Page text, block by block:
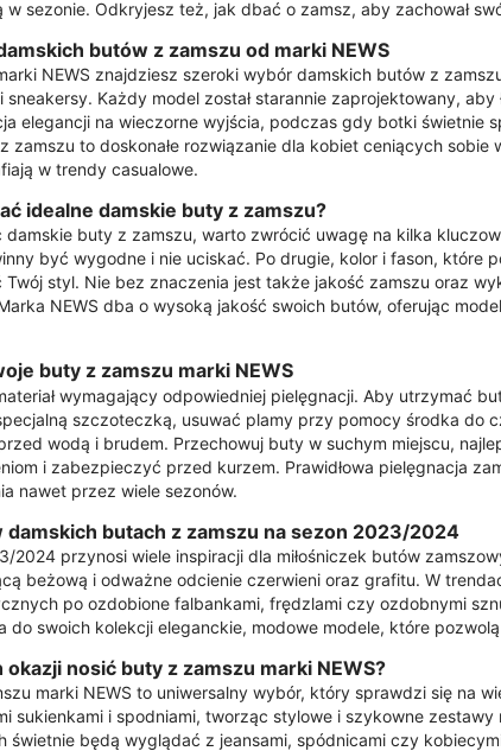
w sezonie. Odkryjesz też, jak dbać o zamsz, aby zachował
butów z zamszu od marki NEWS
NEWS znajdziesz szeroki wybór damskich butów z
sneakersy. Każdy model został starannie zaprojektowany,
elegancji na wieczorne wyjścia, podczas gdy botki świetnie
zamszu to doskonałe rozwiązanie dla kobiet ceniących sobie
w trendy casualowe.
idealne damskie buty z zamszu?
damskie buty z zamszu, warto zwrócić uwagę na kilka
być wygodne i nie uciskać. Po drugie, kolor i fason, które
Twój styl. Nie bez znaczenia jest także jakość zamszu oraz
NEWS dba o wysoką jakość swoich butów, oferując
buty z zamszu marki NEWS
wymagający odpowiedniej pielęgnacji. Aby utrzymać
szczoteczką, usuwać plamy przy pomocy środka do
wodą i brudem. Przechowuj buty w suchym miejscu,
i zabezpieczyć przed kurzem. Prawidłowa pielęgnacja
nawet przez wiele sezonów.
damskich butach z zamszu na sezon 2023/2024
2024 przynosi wiele inspiracji dla miłośniczek butów
beżową i odważne odcienie czerwieni oraz grafitu. W
po ozdobione falbankami, frędzlami czy ozdobnymi
do swoich kolekcji eleganckie, modowe modele, które
okazji nosić buty z zamszu marki NEWS?
marki NEWS to uniwersalny wybór, który sprawdzi się na
sukienkami i spodniami, tworząc stylowe i szykowne
świetnie będą wyglądać z jeansami, spódnicami czy